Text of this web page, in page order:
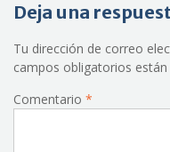
Deja una
Tu dirección de correo
campos obligatorios
Comentario *